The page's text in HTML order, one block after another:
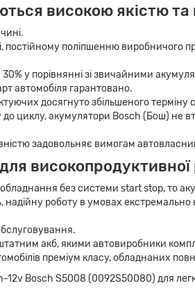
високою якістю та
постійному поліпшенню виробничого
у порівнянні зі звичайними
автомобіля гарантовано.
досягнуто збільшеного терміну
до циклу, акумулятори Bosch (Бош)
задовольняє вимогам
високопродуктивної
без системи start stop, то
роботу в умовах
акб, якими автовиробники
преміум класу, обладнаних
Bosch S5008 (0092S50080) для